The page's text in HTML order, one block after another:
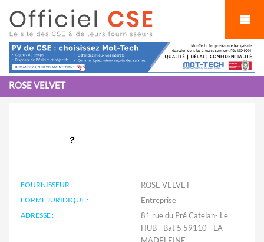
ROSE VELVET
FOURNISSEUR : ROSE VELVET
FORME JURIDIQUE : Entreprise
ADRESSE :
81 rue du Pré Catelan- Le
HUB - Bat 5 59110 - LA